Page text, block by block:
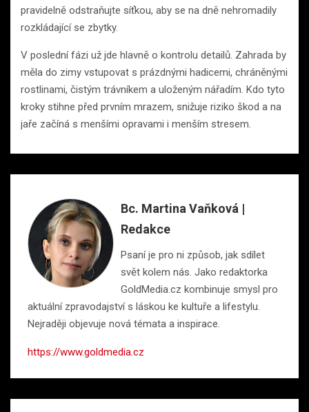
pravidelně odstraňujte síťkou, aby se na dně nehromadily
rozkládající se zbytky.
V poslední fázi už jde hlavně o kontrolu detailů. Zahrada by
měla do zimy vstupovat s prázdnými hadicemi, chráněnými
rostlinami, čistým trávníkem a uloženým nářadím. Kdo tyto
kroky stihne před prvním mrazem, snižuje riziko škod a na
jaře začíná s menšími opravami i menším stresem.
Bc. Martina Vaňková |
Redakce
Psaní je pro ni způsob, jak sdílet
svět kolem nás. Jako redaktorka
GoldMedia.cz kombinuje smysl pro
aktuální zpravodajství s láskou ke kultuře a lifestylu.
Nejraději objevuje nová témata a inspirace.
https://www.goldmedia.cz